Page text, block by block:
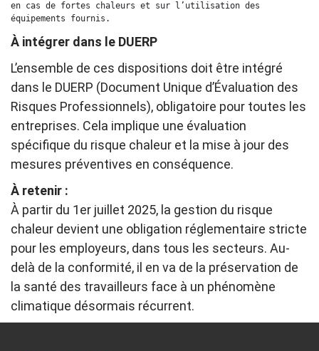
en cas de fortes chaleurs et sur l’utilisation des
équipements fournis.
À intégrer dans le DUERP
L’ensemble de ces dispositions doit être intégré
dans le DUERP (Document Unique d’Évaluation des
Risques Professionnels), obligatoire pour toutes les
entreprises. Cela implique une évaluation
spécifique du risque chaleur et la mise à jour des
mesures préventives en conséquence.
À retenir :
À partir du 1er juillet 2025, la gestion du risque
chaleur devient une obligation réglementaire stricte
pour les employeurs, dans tous les secteurs. Au-
delà de la conformité, il en va de la préservation de
la santé des travailleurs face à un phénomène
climatique désormais récurrent.